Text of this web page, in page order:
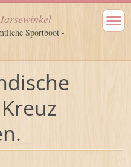
Sportboot -